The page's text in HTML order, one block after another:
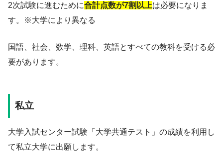
2次試験に進むために合計点数が7割以上は必要になりま
す。※大学により異なる
国語、社会、数学、理科、英語とすべての教科を受ける必
要があります。
私立
大学入試センター試験「大学共通テスト」の成績を利用し
て私立大学に出願します。